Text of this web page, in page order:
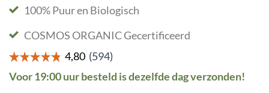
100% Puur en Biologisch
COSMOS ORGANIC Gecertificeerd
Voor 19:00 uur besteld is dezelfde dag verzonden!